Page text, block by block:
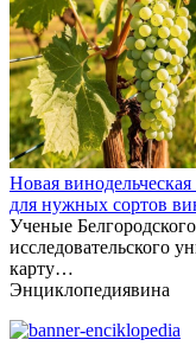
Новая
для нужных сортов
Ученые
исследовательского
карту…
Энциклопедиявина